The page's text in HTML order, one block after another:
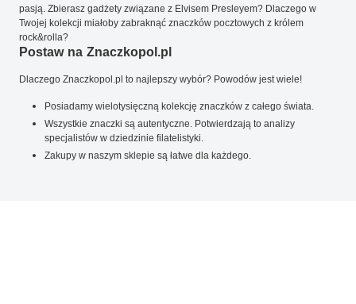
pasją. Zbierasz gadżety związane z Elvisem Presleyem? Dlaczego w
Twojej kolekcji miałoby zabraknąć znaczków pocztowych z królem
rock&rolla?
Postaw na Znaczkopol.pl
Dlaczego Znaczkopol.pl to najlepszy wybór? Powodów jest wiele!
Posiadamy wielotysięczną kolekcję znaczków z całego świata.
Wszystkie znaczki są autentyczne. Potwierdzają to analizy
specjalistów w dziedzinie filatelistyki.
Zakupy w naszym sklepie są łatwe dla każdego.